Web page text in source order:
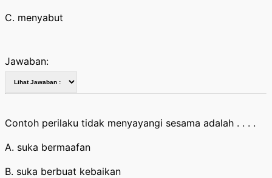
C. menyabut
Jawaban:
Contoh perilaku tidak menyayangi sesama adalah . . . .
A. suka bermaafan
B. suka berbuat kebaikan